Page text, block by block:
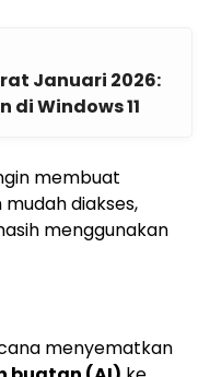
Januari 2026:
Windows 11
membuat
diakses,
menggunakan
menyematkan